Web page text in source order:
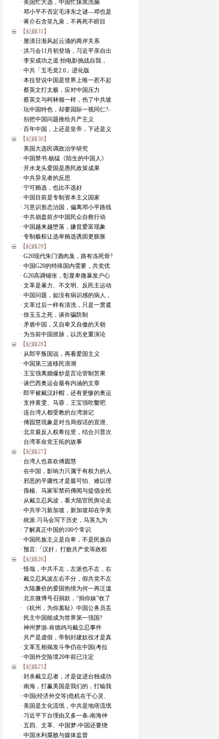
· 美国忙大选，中国忙抹黑洗脑
· 邓小平不否定毛泽东之谜—邓也是
· 蒋介石含笑九泉，不再死不瞑目
【紀錄31】
· 厘清日渐风起云涌的两岸关系
· 洪习会11月初登场，习近平亲自出
· 李安成功之道:拍电影挑战自我，
· 中共「五毛党2.0」进化版
· 本拉登说中国是世界上唯一惹不起
· 蔡英文打太极，应对中国压力
· 蔡英文与柯林顿一样，伤了中共玻
· 玩中国特色，却要国际一视同仁?-
· 别把中国问题推给共产主义
· 百年中国，上还是皇帝，下还是义
【紀錄30】
· 美国大选民调政治学研究
· 中国禁书:杨猛《陌生的中国人》
· 开水龙头爱国是愚民政策成果
· 中共异见者的反思
· 宁可贿选，也比不选好
· 中国目前是专制资本主义国家
· 习意识形态治国，偏离邓小平路线
· 中共崩盘前夕中国民众自救行动
· 中国越来越堕落，嫌贫爱富现象
· 专制极权让选举贿选诱因更膨胀
【紀錄29】
· G20现代朱门酒肉臭，路有冻死骨?
· 中国G20的特殊国内需要，共党优
· G20高调铺张，彰显卑微暴发户心
· 文革是暴力、不文明、反民主运动
· 中国问题，如没有病识感的病人，
· 文革过后一样有清洗，只是一贯遮
· 徐玉玉之死，谈诈骗防制
· 矛盾中国，又自卑又自傲的天朝
· 为当前中国抓脉，以历史重演论
【紀錄28】
· 从郎平叛国说，再看爱国主义
· 中国第三波移民浪潮
· 王宝强离婚爆炒是言论管制苦果
· 谈巴西奥运会最有内涵的文章
· 郎平被戴汉奸帽，还有更惨的奥运
· 支持黄雯、马蓉，王宝强吃鳖吧
· 连台湾人都受教的台湾游记
· 傅园慧現象是对当局假话的宣泄、
· 北京最反人权希拉里，结合川普次
· 台湾革命党王拓的故事
【紀錄27】
· 台湾人也喜欢傅圆慧
· 在中国，影响力只属于有权力的人
· 邪恶的平庸性才是最可怕、难以理
· 孫楊、马家军禁药傳闻与提倡全民
· 从戴立忍风波，看大陆官民舆论走
· 中共学习新加坡，新加坡却在学美
· 統派:习马会写下历史，马英九为
· 了解真正中国的100个常识
· 中国民族主义是自卑，不是民族自
· 预言:「汉奸」打败共产党等政权
【紀錄26】
· 怪哉，中共不左，左派也不左，右
· 戴立忍风波左右不分，假共党不左
· 大陆廉价的爱国热情为何一再泛滥
· 北京微博号召捐款，“捐你妹”收了
· 《杭州，为你羞耻》中国公务员丢
· 民主中国能成为世界第一强国?
· 神州梦游-肯德鸡与戴立忍事件
· 共产是虚假，帝制封建奴役才是真
· 文革互相揭发斗争仍在中国(考拉
· 中国外交险境20年前已注定
【紀錄25】
· 封杀戴立忍者，才是促进台独成功
· 南海，打赢美国是我们的，打输我
· 中国(经济外交等)危机在于心灵、
· 美国是文化流氓，中共是地痞流氓
· 习近平下台理由又多一条-南海仲
· 五四、文革、中国梦-中国还要绕
· 中国水利腐败与媒体监督